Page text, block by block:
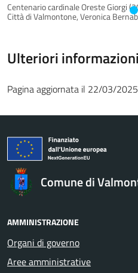
Centenario cardinale Oreste Giorgi
Città di Valmontone, Veronica
Ulteriori informazioni
Pagina aggiornata il 22/03/
Comune di
AMMINISTRAZIONE
Organi di governo
Aree amministrative